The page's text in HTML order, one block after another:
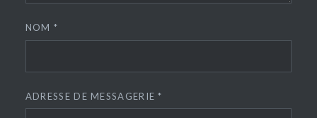
NOM*
ADRESSE DE MESSAGERIE*